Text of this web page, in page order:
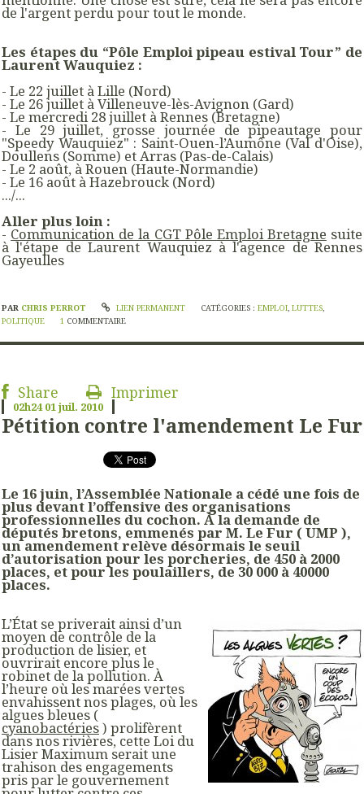
de l'argent perdu pour tout le monde.
Les étapes du “Pôle Emploi pipeau estival Tour” de
Laurent Wauquiez :
- Le 22 juillet à Lille (Nord)
- Le 26 juillet à Villeneuve-lès-Avignon (Gard)
- Le mercredi 28 juillet à Rennes (Bretagne)
- Le 29 juillet, grosse journée de pipeautage pour
"Speedy Wauquiez" : Saint-Ouen-l’Aumône (Val d'Oise),
Doullens (Somme) et Arras (Pas-de-Calais)
- Le 2 août, à Rouen (Haute-Normandie)
- Le 16 août à Hazebrouck (Nord)
.../...
Aller plus loin :
- Communication de la CGT Pôle Emploi Bretagne suite
à l'étape de Laurent Wauquiez à l'agence de Rennes
Gayeulles
PAR CHRIS PERROT LIEN PERMANENT CATÉGORIES :EMPLOI,LUTTES,
POLITIQUE
1 COMMENTAIRE
Share Imprimer
02h24 01juil. 2010
Pétition contre l'amendement Le Fur
Le 16 juin, l’Assemblée Nationale a cédé une fois de
plus devant l’offensive des organisations
professionnelles du cochon. À la demande de
députés bretons, emmenés par M. Le Fur ( UMP ),
un amendement relève désormais le seuil
d’autorisation pour les porcheries, de 450 à 2000
places, et pour les poulaillers, de 30 000 à 40000
places.
L’État se priverait ainsi d’un
moyen de contrôle de la
production de lisier, et
ouvrirait encore plus le
robinet de la pollution. À
l’heure où les marées vertes
envahissent nos plages, où les
algues bleues (
cyanobactéries) prolifèrent
dans nos rivières, cette Loi du
Lisier Maximum serait une
trahison des engagements
pris par le gouvernement